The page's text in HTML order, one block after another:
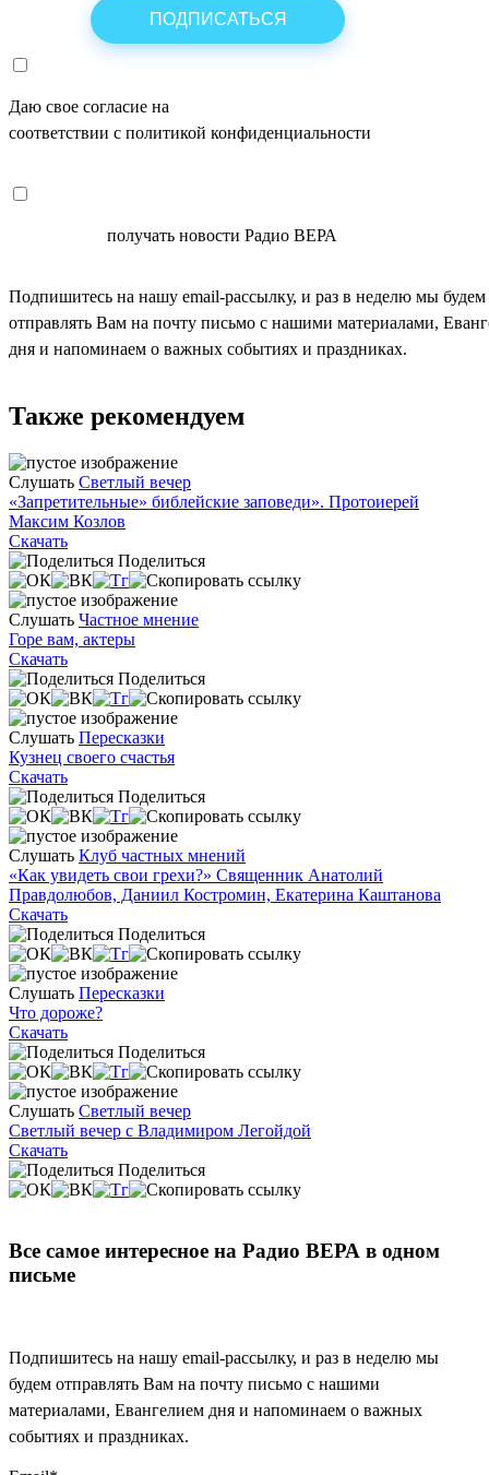
Даю свое согласие на
соответствии с политикой конфиденциальности
получать новости Радио ВЕРА
Подпишитесь на нашу email-рассылку, и раз в неделю мы будем
отправлять Вам на почту письмо с нашими материалами,
дня и напоминаем о важных событиях и праздниках.
Также рекомендуем
Слушать Светлый вечер
«Запретительные» библейские заповеди». Протоиерей
Максим Козлов
Скачать
Поделиться
Слушать Частное мнение
Горе вам, актеры
Скачать
Поделиться
Слушать Пересказки
Кузнец своего счастья
Скачать
Поделиться
Слушать Клуб частных мнений
«Как увидеть свои грехи?» Священник Анатолий
Правдолюбов, Даниил Костромин, Екатерина Каштанова
Скачать
Поделиться
Слушать Пересказки
Что дороже?
Скачать
Поделиться
Слушать Светлый вечер
Светлый вечер с Владимиром Легойдой
Скачать
Поделиться
Все самое интересное на Радио ВЕРА в одном
письме
Подпишитесь на нашу email-рассылку, и раз в неделю мы
будем отправлять Вам на почту письмо с нашими
материалами, Евангелием дня и напоминаем о важных
событиях и праздниках.